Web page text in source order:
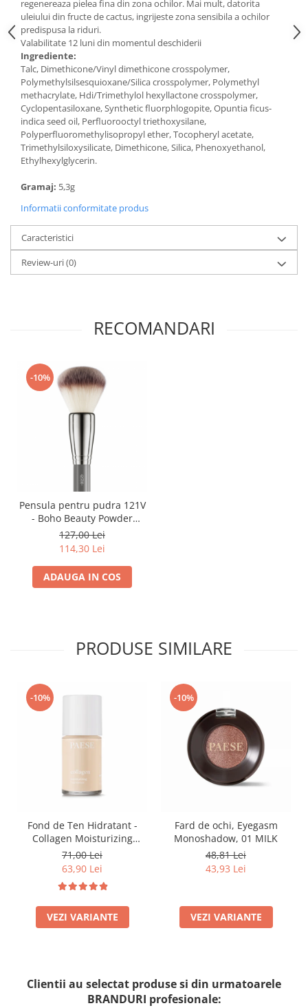
regenereaza pielea fina din zona ochilor. Mai mult, datorita
uleiului din fructe de cactus, ingrijeste zona sensibila a ochilor
predispusa la riduri.
Valabilitate 12 luni din momentul deschiderii
Ingrediente:
Talc, Dimethicone/Vinyl dimethicone crosspolymer,
Polymethylsilsesquioxane/Silica crosspolymer, Polymethyl
methacrylate, Hdi/Trimethylol hexyllactone crosspolymer,
Cyclopentasiloxane, Synthetic fluorphlogopite, Opuntia ficus-
indica seed oil, Perfluorooctyl triethoxysilane,
Polyperfluoromethylisopropyl ether, Tocopheryl acetate,
Trimethylsiloxysilicate, Dimethicone, Silica, Phenoxyethanol,
Ethylhexylglycerin.
Gramaj: 5,3g
Informatii conformitate produs
Caracteristici
Review-uri(0)
RECOMANDARI
-10%
Pensula pentru pudra 121V
- Boho Beauty Powder
Brush - Paese
127,00 Lei
114,30 Lei
ADAUGA IN COS
PRODUSE SIMILARE
-10%
Fond de Ten Hidratant -
Collagen Moisturizing
Foundation-300n Vanilla
71,00 Lei
63,90 Lei
VEZI VARIANTE
-10%
Fard de ochi, Eyegasm
Monoshadow, 01 MILK
48,81 Lei
43,93 Lei
VEZI VARIANTE
Clientii au selectat produse si din urmatoarele
BRANDURI profesionale: